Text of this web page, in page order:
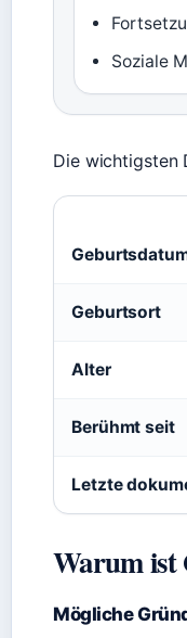
Soziale
Die wichtigsten
Geburtsort
Alter
Berühmt seit
Letzte
Warum ist
Mögliche